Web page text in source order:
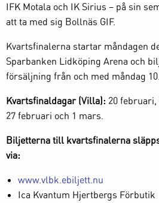
IFK Motala och IK Sirius – på sin
att ta med sig Bollnäs GIF.
Kvartsfinalerna startar måndagen
Sparbanken Lidköping Arena och
försäljning från och med måndag
Kvartsfinaldagar (Villa): 20
27 februari och 1 mars.
Biljetterna till kvartsfinalerna
via:
www.vlbk.ebiljett.nu
Ica Kvantum Hjertbergs Förbutik